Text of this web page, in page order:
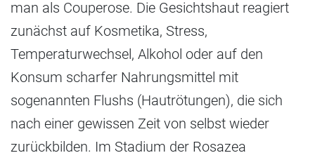
man als Couperose. Die Gesichtshaut reagiert
zunächst auf Kosmetika, Stress,
Temperaturwechsel, Alkohol oder auf den
Konsum scharfer Nahrungsmittel mit
sogenannten Flushs (Hautrötungen), die sich
nach einer gewissen Zeit von selbst wieder
zurückbilden. Im Stadium der Rosazea